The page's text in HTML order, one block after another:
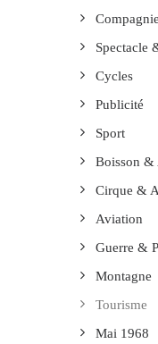
Spectacle
Cycles
Publicité
Sport
Boisson &
Cirque &
Aviation
Guerre &
Montagne
Tourisme
Mai 1968